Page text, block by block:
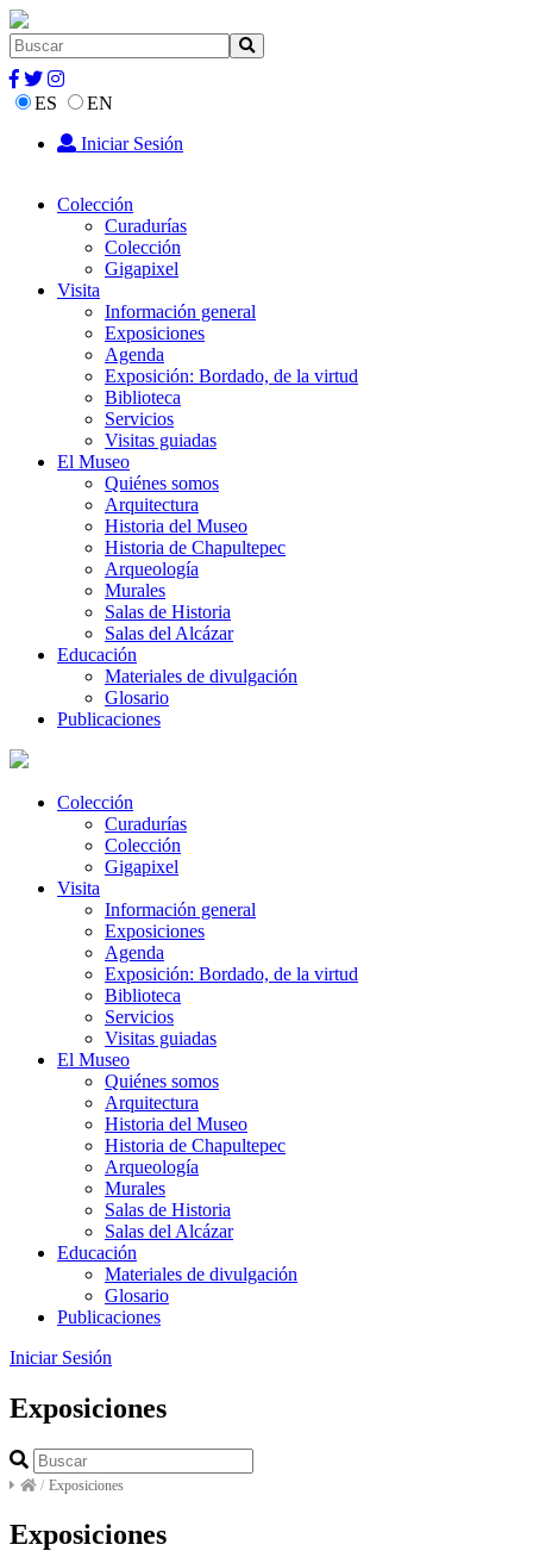
ES
EN
Iniciar Sesión
Colección
Curadurías
Colección
Gigapixel
Visita
Información general
Exposiciones
Agenda
Exposición: Bordado, de la virtud
Biblioteca
Servicios
Visitas guiadas
El Museo
Quiénes somos
Arquitectura
Historia del Museo
Historia de Chapultepec
Arqueología
Murales
Salas de Historia
Salas del Alcázar
Educación
Materiales de divulgación
Glosario
Publicaciones
Colección
Curadurías
Colección
Gigapixel
Visita
Información general
Exposiciones
Agenda
Exposición: Bordado, de la virtud
Biblioteca
Servicios
Visitas guiadas
El Museo
Quiénes somos
Arquitectura
Historia del Museo
Historia de Chapultepec
Arqueología
Murales
Salas de Historia
Salas del Alcázar
Educación
Materiales de divulgación
Glosario
Publicaciones
Iniciar Sesión
Exposiciones
/ Exposiciones
Exposiciones